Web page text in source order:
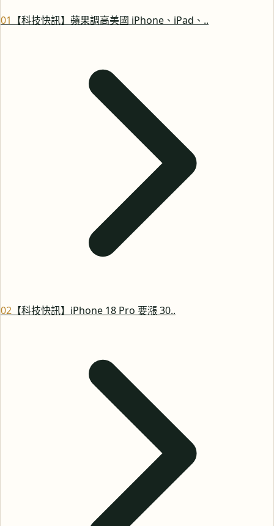
01 【科技快訊】蘋果調高美國 iPhone、iPad、..
02 【科技快訊】iPhone 18 Pro 要漲 30..